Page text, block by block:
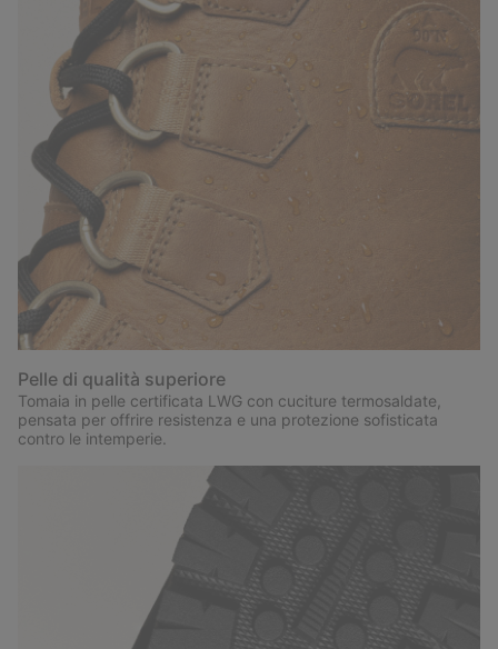
Pelle di qualità superiore
Tomaia in pelle certificata LWG con cuciture termosaldate,
pensata per offrire resistenza e una protezione sofisticata
contro le intemperie.